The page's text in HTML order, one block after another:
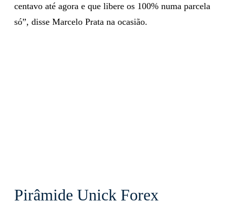
centavo até agora e que libere os 100% numa parcela
só”, disse Marcelo Prata na ocasião.
Pirâmide Unick Forex